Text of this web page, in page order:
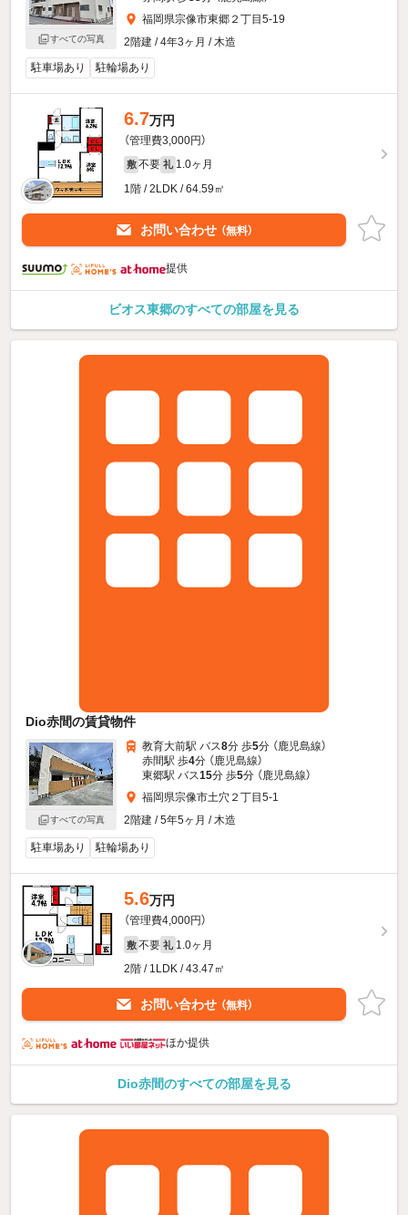
すべての写真
福岡県宗像市東郷２丁目5-19
2階建 / 4年3ヶ月 / 木造
駐車場あり
駐輪場あり
6.7万円
（管理費3,000円）
敷 不要 礼 1.0ヶ月
1階 / 2LDK / 64.59㎡
お問い合わせ （無料）
提供
ビオス東郷のすべての部屋を見る
Dio赤間の賃貸物件
すべての写真
教育大前駅 バス8分 歩5分 （鹿児島線）
赤間駅 歩4分 （鹿児島線）
東郷駅 バス15分 歩5分 （鹿児島線）
福岡県宗像市土穴２丁目5-1
2階建 / 5年5ヶ月 / 木造
駐車場あり 駐輪場あり
5.6万円
（管理費4,000円）
敷 不要 礼 1.0ヶ月
2階 / 1LDK / 43.47㎡
お問い合わせ （無料）
ほか提供
Dio赤間のすべての部屋を見る